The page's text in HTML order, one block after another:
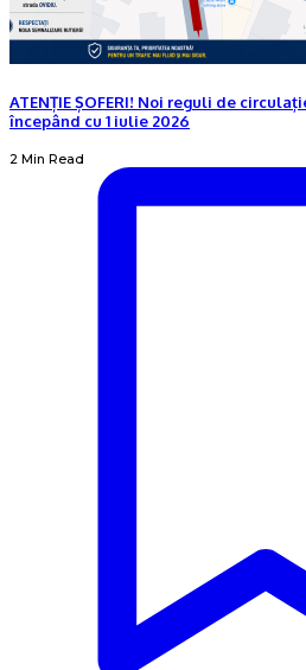
ATENȚIE ȘOFERI! Noi reguli de
începând cu 1 iulie 2026
2 Min Read